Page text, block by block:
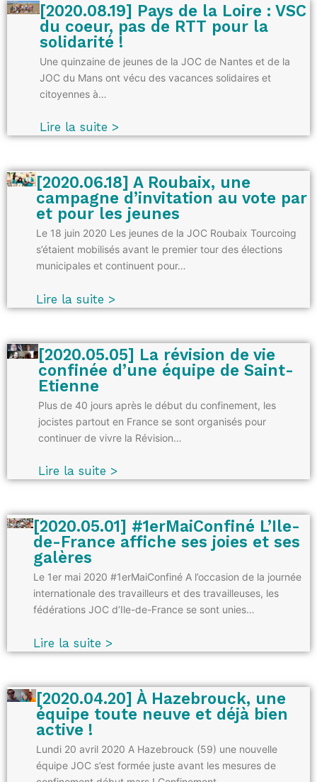
[2020.08.19] Pays de la Loire : VSC
du coeur, pas de RTT pour la
solidarité !
Une quinzaine de jeunes de la JOC de Nantes et de la
JOC du Mans ont vécu des vacances solidaires et
citoyennes à…
Lire la suite >
[2020.06.18] A Roubaix, une
campagne d’invitation au vote par
et pour les jeunes
Le 18 juin 2020 Les jeunes de la JOC Roubaix Tourcoing
s’étaient mobilisés avant le premier tour des élections
municipales et continuent pour…
Lire la suite >
[2020.05.05] La révision de vie
confinée d’une équipe de Saint-
Etienne
Plus de 40 jours après le début du confinement, les
jocistes partout en France se sont organisés pour
continuer de vivre la Révision…
Lire la suite >
[2020.05.01] #1erMaiConfiné L’Ile-
de-France affiche ses joies et ses
galères
Le 1er mai 2020 #1erMaiConfiné A l’occasion de la journée
internationale des travailleurs et des travailleuses, les
fédérations JOC d’Ile-de-France se sont unies…
Lire la suite >
[2020.04.20] À Hazebrouck, une
équipe toute neuve et déjà bien
active !
Lundi 20 avril 2020 A Hazebrouck (59) une nouvelle
équipe JOC s’est formée juste avant les mesures de